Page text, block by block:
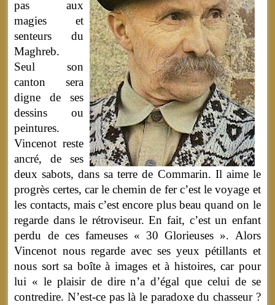
pas aux
magies et
senteurs du
Maghreb.
Seul son
canton sera
digne de ses
dessins ou
peintures.
Vincenot reste
ancré, de ses
deux sabots, dans sa terre de Commarin. Il aime le
progrès certes, car le chemin de fer c’est le voyage et
les contacts, mais c’est encore plus beau quand on le
regarde dans le rétroviseur. En fait, c’est un enfant
perdu de ces fameuses « 30 Glorieuses ». Alors
Vincenot nous regarde avec ses yeux pétillants et
nous sort sa boîte à images et à histoires, car pour
lui « le plaisir de dire n’a d’égal que celui de se
contredire. N’est-ce pas là le paradoxe du chasseur ?